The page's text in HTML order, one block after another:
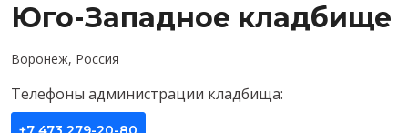
Юго-Западное кладбище
Воронеж, Россия
Телефоны администрации кладбища: